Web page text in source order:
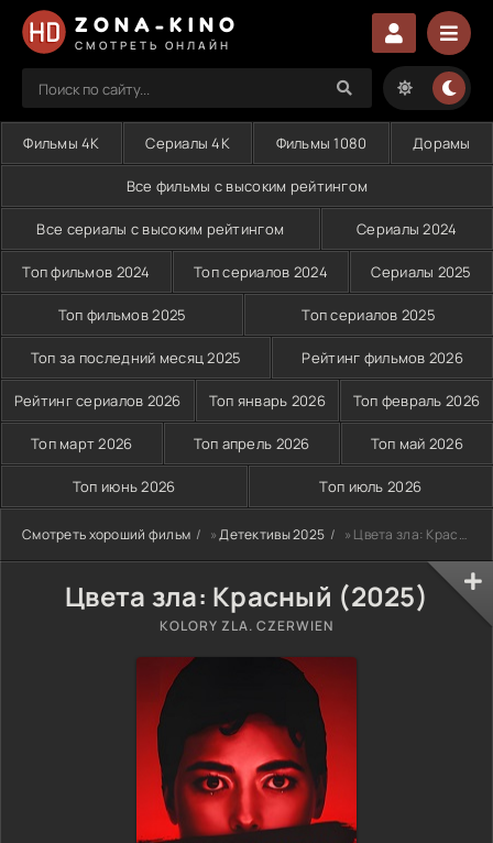
ZONA-KINO
СМОТРЕТЬ ОНЛАЙН
Фильмы 4K Сериалы 4K Фильмы 1080 Дорамы
Все фильмы с высоким рейтингом
Все сериалы с высоким рейтингом Сериалы 2024
Топ фильмов 2024 Топ сериалов 2024 Сериалы 2025
Топ фильмов 2025 Топ сериалов 2025
Топ за последний месяц 2025 Рейтинг фильмов 2026
Рейтинг сериалов 2026 Топ январь 2026 Топ февраль 2026
Топ март 2026 Топ апрель 2026 Топ май 2026
Топ июнь 2026 Топ июль 2026
Смотреть хороший фильм »Детективы 2025 » Цвета зла: Красный (2025)
Цвета зла: Красный (2025)
KOLORY ZLA. CZERWIEN